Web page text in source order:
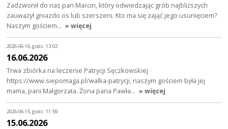
Zadzwonił do nas pan Marcin, który odwiedzając grób najbliższych
zauważył gniazdo os lub szerszeni. Kto ma się zająć jego usunięciem?
Naszym gościem… » więcej
2026-06-16, godz. 13:02
16.06.2026
Trwa zbiórka na leczenie Patrycji Sęczkowskiej
https://www.siepomaga.pl/walka-patrycji, naszym gościem była jej
mama, pani Małgorzata. Żona pana Pawła… » więcej
2026-06-15, godz. 11:59
15.06.2026